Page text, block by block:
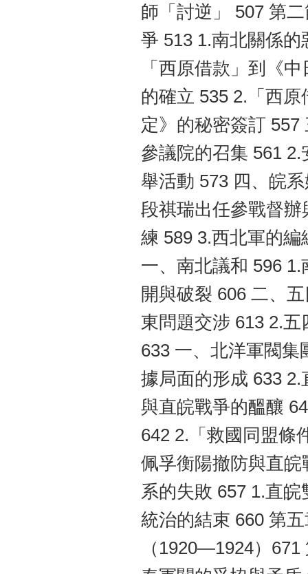
師「討逆」 507 第
爭 513 1.南北關係
「西原借款」到《
的確立 535 2.「西
定》的秘密簽訂 557
參議院的召集 561
舉活動 573 四、皖
段祺瑞出任參戰督
練 589 3.西北軍的
一、南北議和 596
開與破裂 606 二、
東問題交涉 613 2.
633 一、北洋軍閥集
據局面的形成 633
與直皖戰爭的醞釀
642 2.「救國同盟條
佩孚衡陽撤防與直
系的失敗 657 1.直
統治的結束 660 第
（1920—1924）